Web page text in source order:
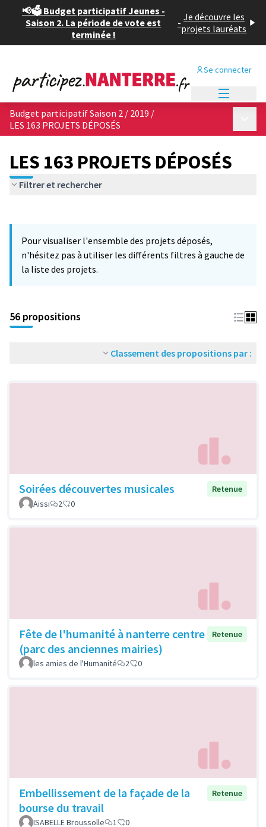
📢🗳️ Budget participatif Jeunes -
Saison 2. La période de vote est
terminée !
- Je découvre les
projets lauréats
Se connecter
Budget participatif Saison 2 / 2019 /
LES 163 PROJETS DÉPOSÉS
LES 163 PROJETS DÉPOSÉS
Filtrer et rechercher
−
Pour visualiser l'ensemble des projets déposés,
n'hésitez pas à utiliser les différents filtres à gauche de
la liste des projets.
56 propositions
Classement des propositions par :
Soirées découvertes musicales
Retenue
Aïssi
2 0
Fête de l'humanité à nanterre centre
(parc des anciennes mairies)
Retenue
les amies de l'Humanité 2 0
Embellissement de la façade de la
bourse du travail
Retenue
ISABELLE Broussolle 1 0